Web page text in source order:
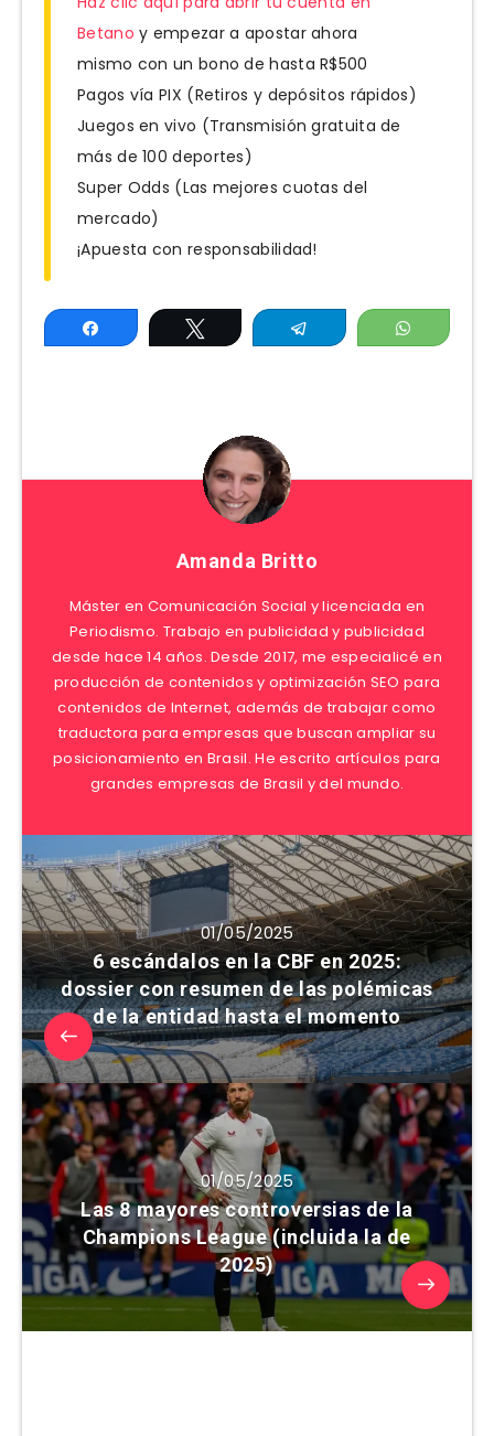
Betano y empezar a apostar ahora
mismo con un bono de hasta R$500
Pagos vía PIX (Retiros y depósitos rápidos)
Juegos en vivo (Transmisión gratuita de
más de 100 deportes)
Super Odds (Las mejores cuotas del
mercado)
¡Apuesta con responsabilidad!
Compartir Twittear Telegram
Amanda Britto
Máster en Comunicación Social y licenciada en
Periodismo. Trabajo en publicidad y publicidad
desde hace 14 años. Desde 2017, me especialicé en
producción de contenidos y optimización SEO para
contenidos de Internet, además de trabajar como
traductora para empresas que buscan ampliar su
posicionamiento en Brasil. He escrito artículos para
grandes empresas de Brasil y del mundo.
01/05/2025
6 escándalos en la CBF en 2025:
dossier con resumen de las polémicas
de la entidad hasta el momento
01/05/2025
Las 8 mayores controversias de la
Champions League (incluida la de
2025)